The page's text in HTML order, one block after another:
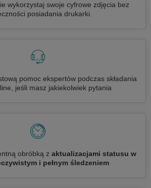
wykorzystaj swoje cyfrowe zdjęcia bez
posiadania drukarki.
pomoc ekspertów podczas składania
jeśli masz jakiekolwiek pytania
obróbką z aktualizacjami statusu w
i pełnym śledzeniem